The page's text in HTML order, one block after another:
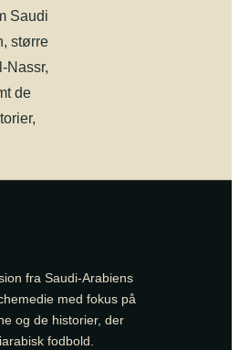
Saudi
større
Nassr,
de
fra Saudi-Arabiens
med fokus på
og de historier, der
fodbold.